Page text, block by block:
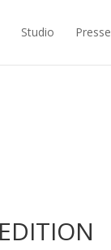
Studio Presse